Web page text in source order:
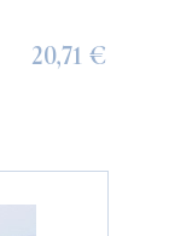
20,71 €